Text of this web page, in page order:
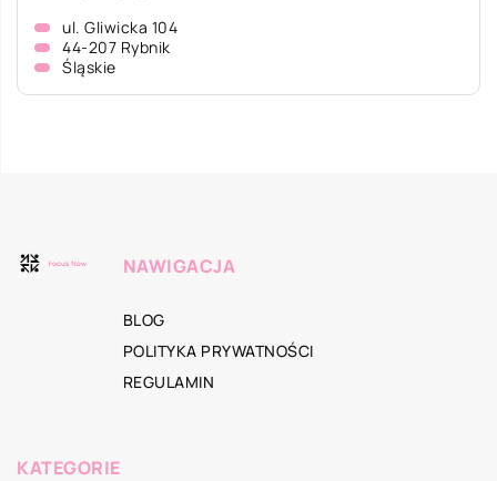
ul. Gliwicka 104
44-207 Rybnik
Śląskie
NAWIGACJA
BLOG
POLITYKA PRYWATNOŚCI
REGULAMIN
KATEGORIE